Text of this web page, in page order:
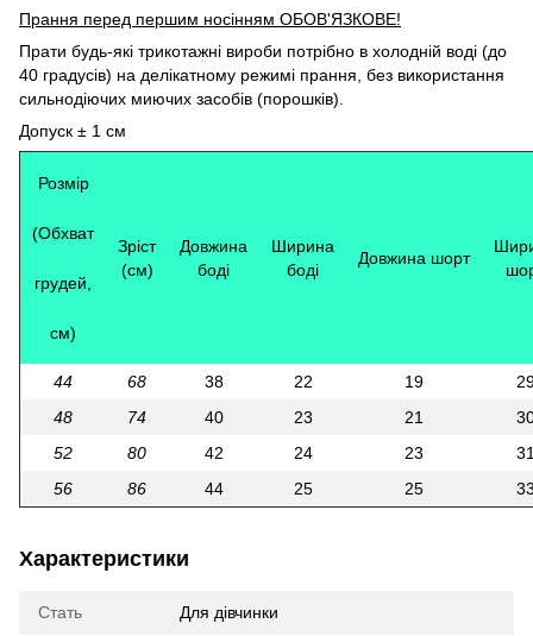
Прання перед першим носінням ОБОВ'ЯЗКОВЕ!
Прати будь-які трикотажні вироби потрібно в холодній воді (до
40 градусів) на делікатному режимі прання, без використання
сильнодіючих миючих засобів (порошків).
Допуск ± 1 см
Розмір
(Обхват
грудей,
см)
Зріст
(см)
Довжина
боді
Ширина
боді
Довжина шорт
44 68 38 22 19
48
74 40 23 21
52
80 42 24 23
56
86 44 25 25
Характеристики
Стать Для дівчинки